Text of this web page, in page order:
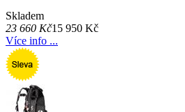
Skladem
23 660 Kč15 950 Kč
Více info ...